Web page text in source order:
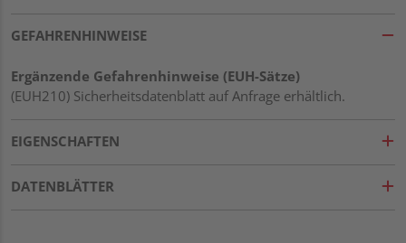
GEFAHRENHINWEISE
Ergänzende Gefahrenhinweise (EUH-Sätze)
(EUH210) Sicherheitsdatenblatt auf Anfrage erhältlich.
EIGENSCHAFTEN
DATENBLÄTTER